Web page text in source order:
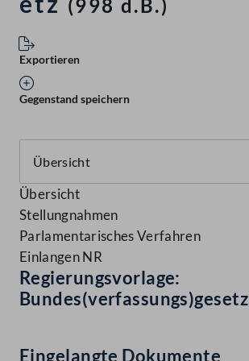
(998 d.B.)
Exportieren
Gegenstand speichern
Übersicht
Stellungnahmen
Parlamentarisches Verfahren
Einlangen NR
Regierungsvorlage:
Bundes(verfassungs)gesetz
Eingelangte Dokumente